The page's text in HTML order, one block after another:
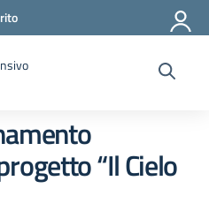
“Il Cielo